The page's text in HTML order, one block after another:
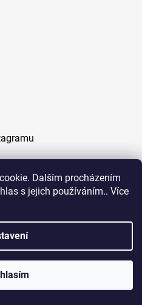
Dalším procházením
s jejich používáním.. Více
branik.cz - Všechna
Shoptet
. Všechna práva vyhrazena.